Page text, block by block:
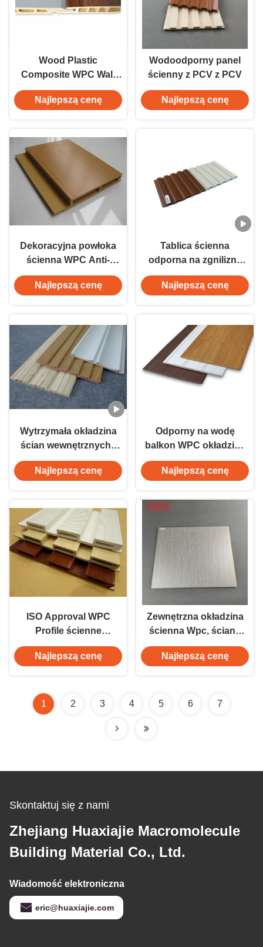
Wood Plastic
Composite WPC Wall
Enforcement Interior
Interior Wall Enclosure
Najlepszą cenę
Wodoodporny panel
ścienny z PCV z PCV
Najlepszą cenę
Dekoracyjna powłoka
ścienna WPC Anti-
Aging / Fire-Proof For
Outside
Najlepszą cenę
Tablica ścienna
odporna na zgniliznę
drewna WPC Wallcad
Soncap
Najlepszą cenę
Wytrzymała okładzina
ścian wewnętrznych /
płyta ścienna do
dekoracji ogrodu
Najlepszą cenę
Odporny na wodę
balkon WPC okładzina
ścienna / drewniane
profile kompozytowe
Najlepszą cenę
ISO Approval WPC
Profile ścienne
Plastikowe okładziny
ścienne Płyty PCV
Najlepszą cenę
Zewnętrzna okładzina
ścienna Wpc, ściana
ścienna Wpc lub płyta
ścienna
Najlepszą cenę
1 2 3 4 5 6 7
Skontaktuj się z nami
Zhejiang Huaxiajie Macromolecule
Building Material Co., Ltd.
Wiadomość elektroniczna
eric@huaxiajie.com